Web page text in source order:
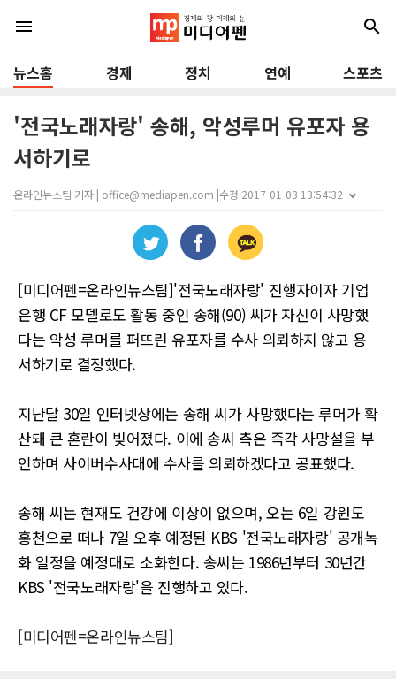
menu search
뉴스홈 경제 정치 연예 스포츠
'전국노래자랑' 송해, 악성루머 유포자 용
서하기로
온라인뉴스팀 기자 | office@mediapen.com |수정 2017-01-03 13:54:32
[미디어펜=온라인뉴스팀]'전국노래자랑' 진행자이자 기업
은행 CF 모델로도 활동 중인 송해(90) 씨가 자신이 사망했
다는 악성 루머를 퍼뜨린 유포자를 수사 의뢰하지 않고 용
서하기로 결정했다.
지난달 30일 인터넷상에는 송해 씨가 사망했다는 루머가 확
산돼 큰 혼란이 빚어졌다. 이에 송씨 측은 즉각 사망설을 부
인하며 사이버수사대에 수사를 의뢰하겠다고 공표했다.
송해 씨는 현재도 건강에 이상이 없으며, 오는 6일 강원도
홍천으로 떠나 7일 오후 예정된 KBS '전국노래자랑' 공개녹
화 일정을 예정대로 소화한다. 송씨는 1986년부터 30년간
KBS '전국노래자랑'을 진행하고 있다.
[미디어펜=온라인뉴스팀]